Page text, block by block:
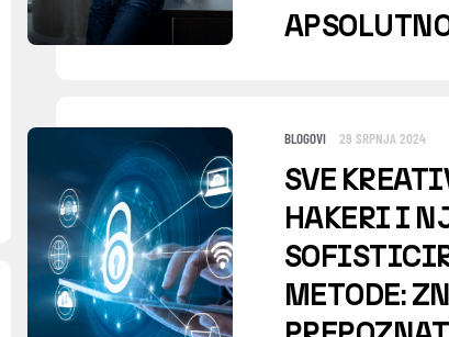
BLOGOVI 29 SRPNJA 2024
SVE
HAKERI I
METODE: